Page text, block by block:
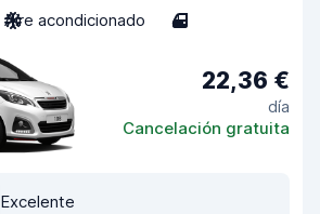
Aire acondicionado 4
22,36 €
día
Cancelación gratuita
Excelente